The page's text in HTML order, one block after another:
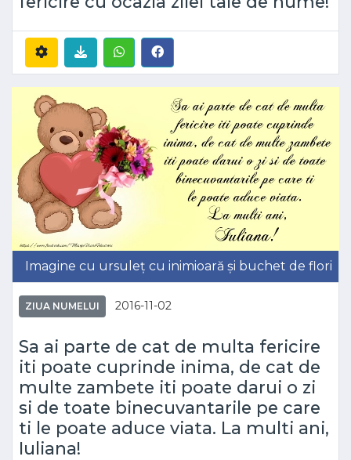
Imagine cu ursuleț cu inimioară și buchet de flori
ZIUA NUMELUI 2016-11-02
Sa ai parte de cat de multa fericire
iti poate cuprinde inima, de cat de
multe zambete iti poate darui o zi
si de toate binecuvantarile pe care
ti le poate aduce viata. La multi ani,
Iuliana!